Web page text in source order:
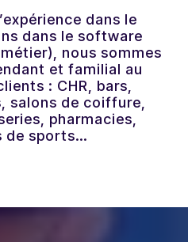
dans le
dans le software
nous sommes
et familial au
: CHR, bars,
salons de coiffure,
pharmacies,
de sports…